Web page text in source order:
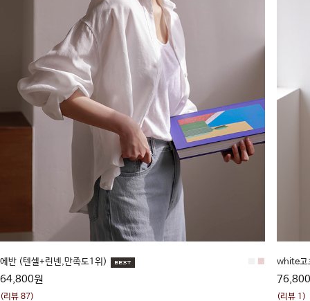
에반 (텐셀+린넨,만족도1위)
64,800원
(리뷰 87)
white고
(리뷰 1)